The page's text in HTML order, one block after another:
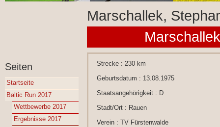
Seiten
Startseite
Baltic Run 2017
Wettbewerbe 2017
Ergebnisse 2017
Marschallek,
Strecke : 230 km
Geburtsdatum : 13.08.1975
Staatsangehörigkeit : D
Stadt/Ort : Rauen
Verein : TV Fürstenwalde